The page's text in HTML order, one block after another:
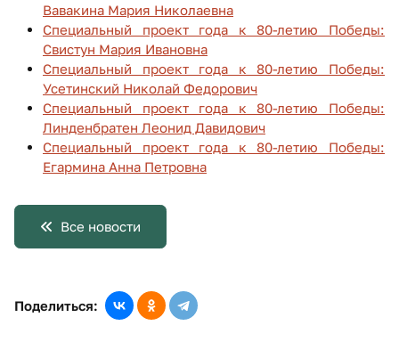
Вавакина Мария Николаевна
Специальный проект года к 80-летию Победы:
Свистун Мария Ивановна
Специальный проект года к 80-летию Победы:
Усетинский Николай Федорович
Специальный проект года к 80-летию Победы:
Линденбратен Леонид Давидович
Специальный проект года к 80-летию Победы:
Егармина Анна Петровна
Все новости
Поделиться: